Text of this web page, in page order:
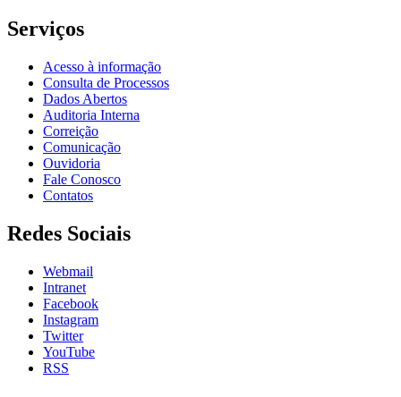
Serviços
Acesso à informação
Consulta de Processos
Dados Abertos
Auditoria Interna
Correição
Comunicação
Ouvidoria
Fale Conosco
Contatos
Redes Sociais
Webmail
Intranet
Facebook
Instagram
Twitter
YouTube
RSS